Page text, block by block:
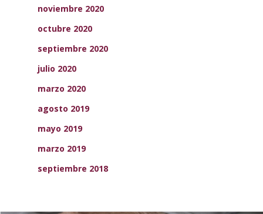
noviembre 2020
octubre 2020
septiembre 2020
julio 2020
marzo 2020
agosto 2019
mayo 2019
marzo 2019
septiembre 2018